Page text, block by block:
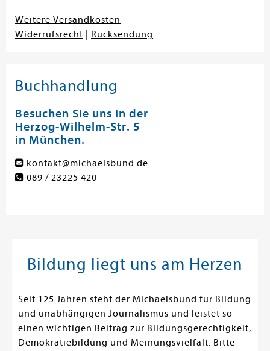
Weitere Versandkosten
Widerrufsrecht
Rücksendung
Buchhandlung
Besuchen Sie uns in der
Herzog-Wilhelm-Str. 5
in München.
kontakt@michaelsbund.de
089 / 23225 420
Bildung liegt uns am Herzen
Seit 125 Jahren steht der Michaelsbund für Bildung
und unabhängigen Journalismus und leistet so
einen wichtigen Beitrag zur Bildungsgerechtigkeit,
Demokratiebildung und Meinungsvielfalt. Bitte